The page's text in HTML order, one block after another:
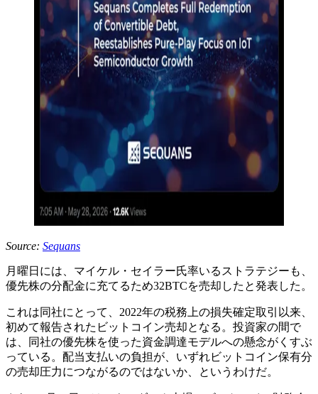
Source: Sequans
月曜日には、マイケル・セイラー氏率いるストラテジーも、
優先株の分配金に充てるため32BTCを売却したと発表した。
これは同社にとって、2022年の税務上の損失確定取引以来、
初めて報告されたビットコイン売却となる。投資家の間で
は、同社の優先株を使った資金調達モデルへの懸念がくすぶ
っている。配当支払いの負担が、いずれビットコイン保有分
の売却圧力につながるのではないか、というわけだ。